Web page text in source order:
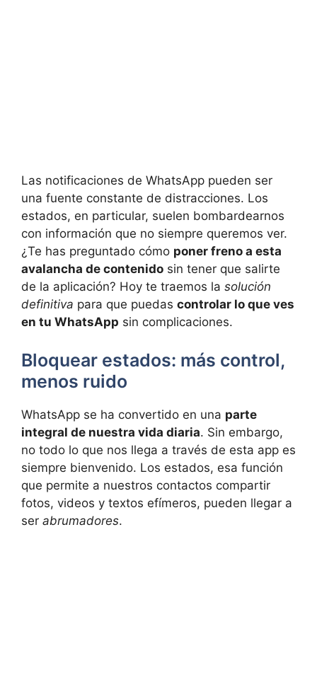
Las notificaciones de WhatsApp pueden ser
una fuente constante de distracciones. Los
estados, en particular, suelen bombardearnos
con información que no siempre queremos ver.
¿Te has preguntado cómo poner freno a esta
avalancha de contenido sin tener que salirte
de la aplicación? Hoy te traemos la solución
definitiva para que puedas controlar lo que ves
en tu WhatsApp sin complicaciones.
Bloquear estados: más control,
menos ruido
WhatsApp se ha convertido en una parte
integral de nuestra vida diaria. Sin embargo,
no todo lo que nos llega a través de esta app es
siempre bienvenido. Los estados, esa función
que permite a nuestros contactos compartir
fotos, videos y textos efímeros, pueden llegar a
ser abrumadores.